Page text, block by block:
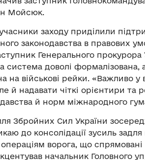
Мойсюк.
заходу приділили
законодавства в правових
Генерального прокурора
система доволі формалізована,
на військові рейки. «Важливо
й надавати чіткі орієнтири та
й норм міжнародного
Збройних Сил України
до консолідації зусиль
ворога, що спрямовані
начальник Головного